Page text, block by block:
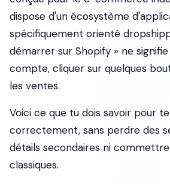
dispose d'un écosystème
spécifiquement orienté
démarrer sur Shopify » ne
compte, cliquer sur quelques
les ventes.
Voici ce que tu dois savoir pour
correctement, sans perdre des
détails secondaires ni
classiques.